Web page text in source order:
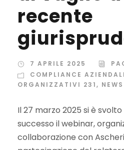
recente
7 APRILE 2025
COMPLIANCE
ORGANIZZATIVI 231, NEWS
Il 27 marzo 2025 si è
successo il webinar,
collaborazione con